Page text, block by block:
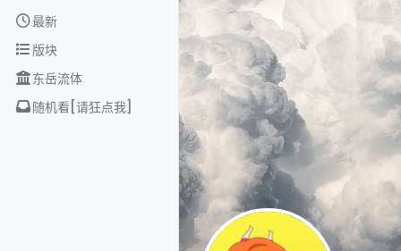
Skip to content
最新
版块
东岳流体
随机看[请狂点我]